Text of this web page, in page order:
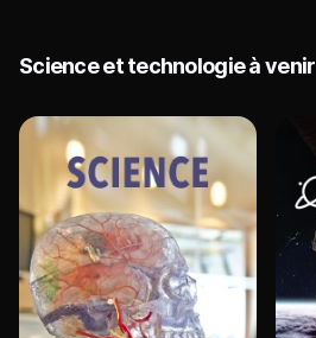
Science et technologie à venir